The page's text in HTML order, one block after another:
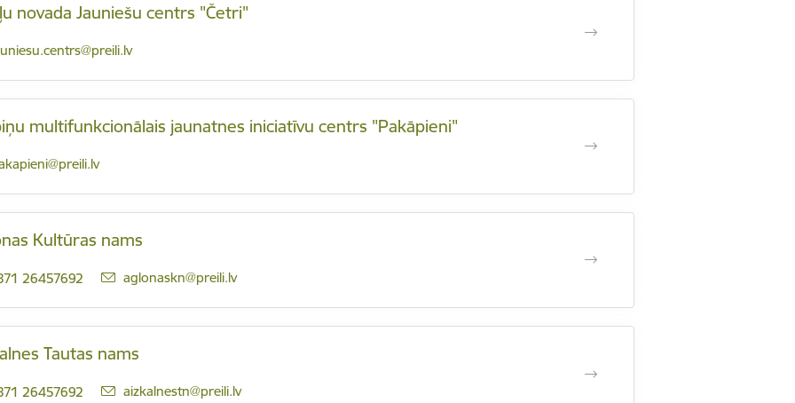
novada Jauniešu centrs "Četri"
pasts:
multifunkcionālais jaunatnes iniciatīvu centrs "Pakāpieni"
pasts:
Kultūras nams
26457692 E-pasts:
aglonaskn@preili.lv
Tautas nams
26457692 E-pasts:
aizkalnestn@preili.lv